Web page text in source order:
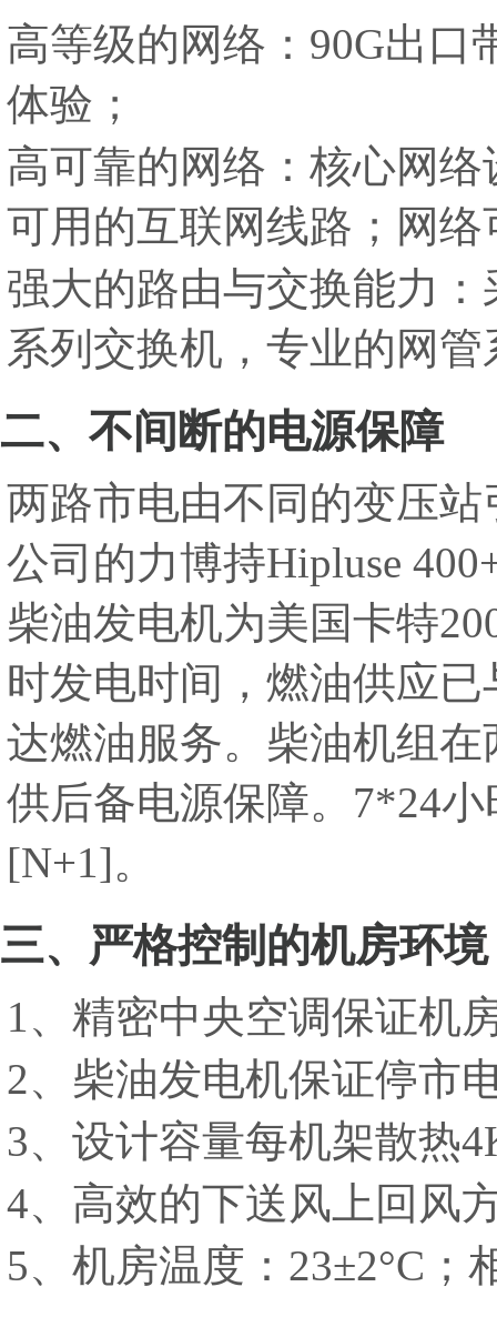
高等级的网络：90G出口
体验；
高可靠的网络：核心网
可用的互联网线路；网络
强大的路由与交换能力：
系列交换机，专业的网
二、不间断的电源保障
两路市电由不同的变压
公司的力博持Hipluse
柴油发电机为美国卡特
时发电时间，燃油供应
达燃油服务。柴油机组
供后备电源保障。7*24
[N+1]。
三、严格控制的机房环境
1、精密中央空调保证机
2、柴油发电机保证停市
3、设计容量每机架散热
4、高效的下送风上回风
5、机房温度：23±2°C；